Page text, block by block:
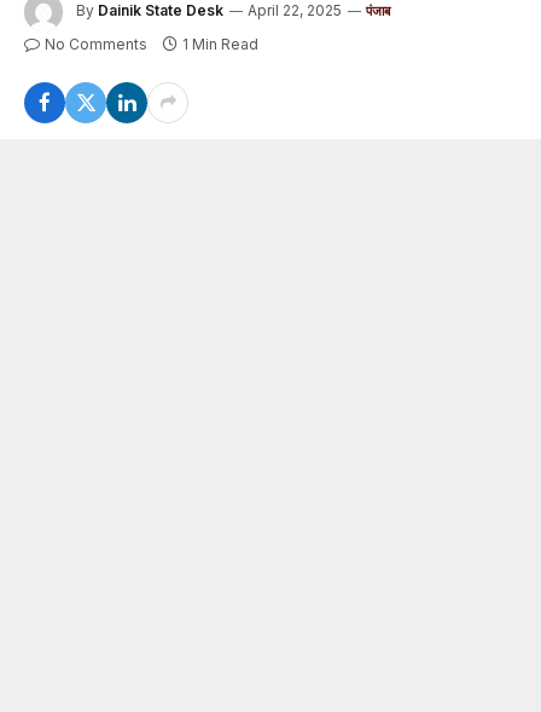
By Dainik State Desk April 22, 2025 पंजाब
No Comments 1 Min Read